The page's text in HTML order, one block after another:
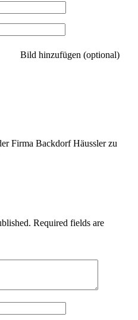
Bild hinzufügen (optional)
Firma Backdorf Häussler zu
Required fields are